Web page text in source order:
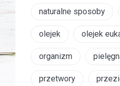
naturalne sposoby
olejek olejek
organizm
przetwory